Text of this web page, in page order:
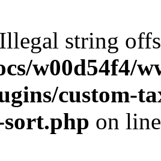
string
w00d54f4/
custom-
on